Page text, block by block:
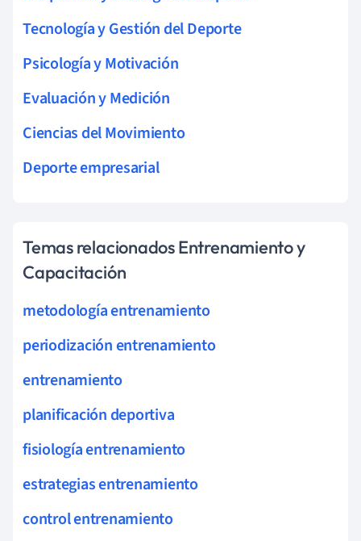
Tecnología y Gestión del Deporte
Psicología y Motivación
Evaluación y Medición
Ciencias del Movimiento
Deporte empresarial
Temas relacionados Entrenamiento y
Capacitación
metodología entrenamiento
periodización entrenamiento
entrenamiento
planificación deportiva
fisiología entrenamiento
estrategias entrenamiento
control entrenamiento